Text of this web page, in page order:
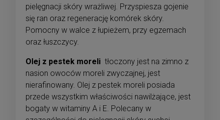
pielęgnacji skóry wrażliwej. Przyspiesza gojenie
się ran oraz regenerację komórek skóry.
Pomocny w walce z łupieżem, przy egzemach
oraz łuszczycy.
Olej z pestek moreli tłoczony jest na zimno z
nasion owoców moreli zwyczajnej, jest
nierafinowany. Olej z pestek moreli posiada
przede wszystkim właściwości nawilżające, jest
bogaty w witaminy A i E. Polecany w